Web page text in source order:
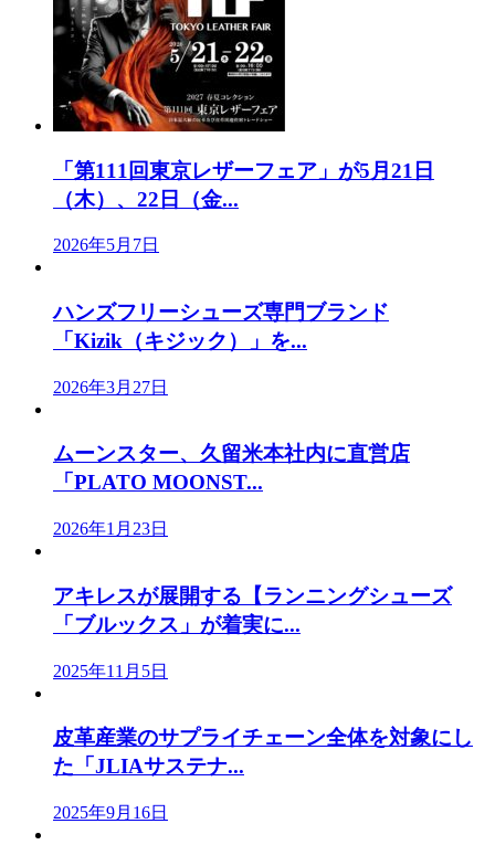
「第111回東京レザーフェア」が5月21日
（木）、22日（金...
2026年5月7日
ハンズフリーシューズ専門ブランド
「Kizik（キジック）」を...
2026年3月27日
ムーンスター、久留米本社内に直営店
「PLATO MOONST...
2026年1月23日
アキレスが展開する【ランニングシューズ
「ブルックス」が着実に...
2025年11月5日
皮革産業のサプライチェーン全体を対象にし
た「JLIAサステナ...
2025年9月16日